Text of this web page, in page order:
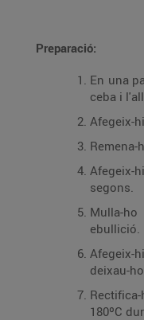
Preparació:
En una
ceba i
Afegeix-
Remena-
Afegeix-
segons.
Mulla-
ebullició.
Afegeix-
deixau-
180ºC